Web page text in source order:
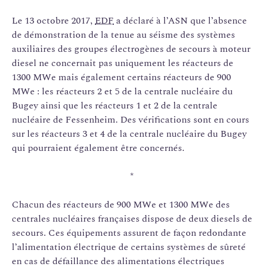
Le 13 octobre 2017, EDFa déclaré à l’ASN que l’absence
de démonstration de la tenue au séisme des systèmes
auxiliaires des groupes électrogènes de secours à moteur
diesel ne concernait pas uniquement les réacteurs de
1300 MWe mais également certains réacteurs de 900
MWe : les réacteurs 2 et 5 de la centrale nucléaire du
Bugey ainsi que les réacteurs 1 et 2 de la centrale
nucléaire de Fessenheim. Des vérifications sont en cours
sur les réacteurs 3 et 4 de la centrale nucléaire du Bugey
qui pourraient également être concernés.
*
Chacun des réacteurs de 900 MWe et 1300 MWe des
centrales nucléaires françaises dispose de deux diesels de
secours. Ces équipements assurent de façon redondante
l’alimentation électrique de certains systèmes de sûreté
en cas de défaillance des alimentations électriques